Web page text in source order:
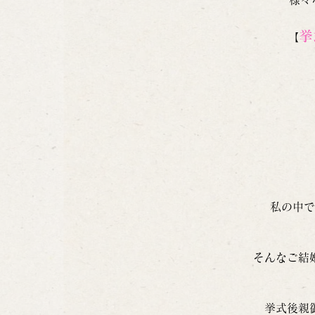
【
私の中
そんなご結
挙式後親